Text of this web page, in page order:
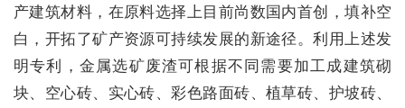
产建筑材料，在原料选择上目前尚数国内首创，填补空
白，开拓了矿产资源可持续发展的新途径。利用上述发
明专利，金属选矿废渣可根据不同需要加工成建筑砌
块、空心砖、实心砖、彩色路面砖、植草砖、护坡砖、